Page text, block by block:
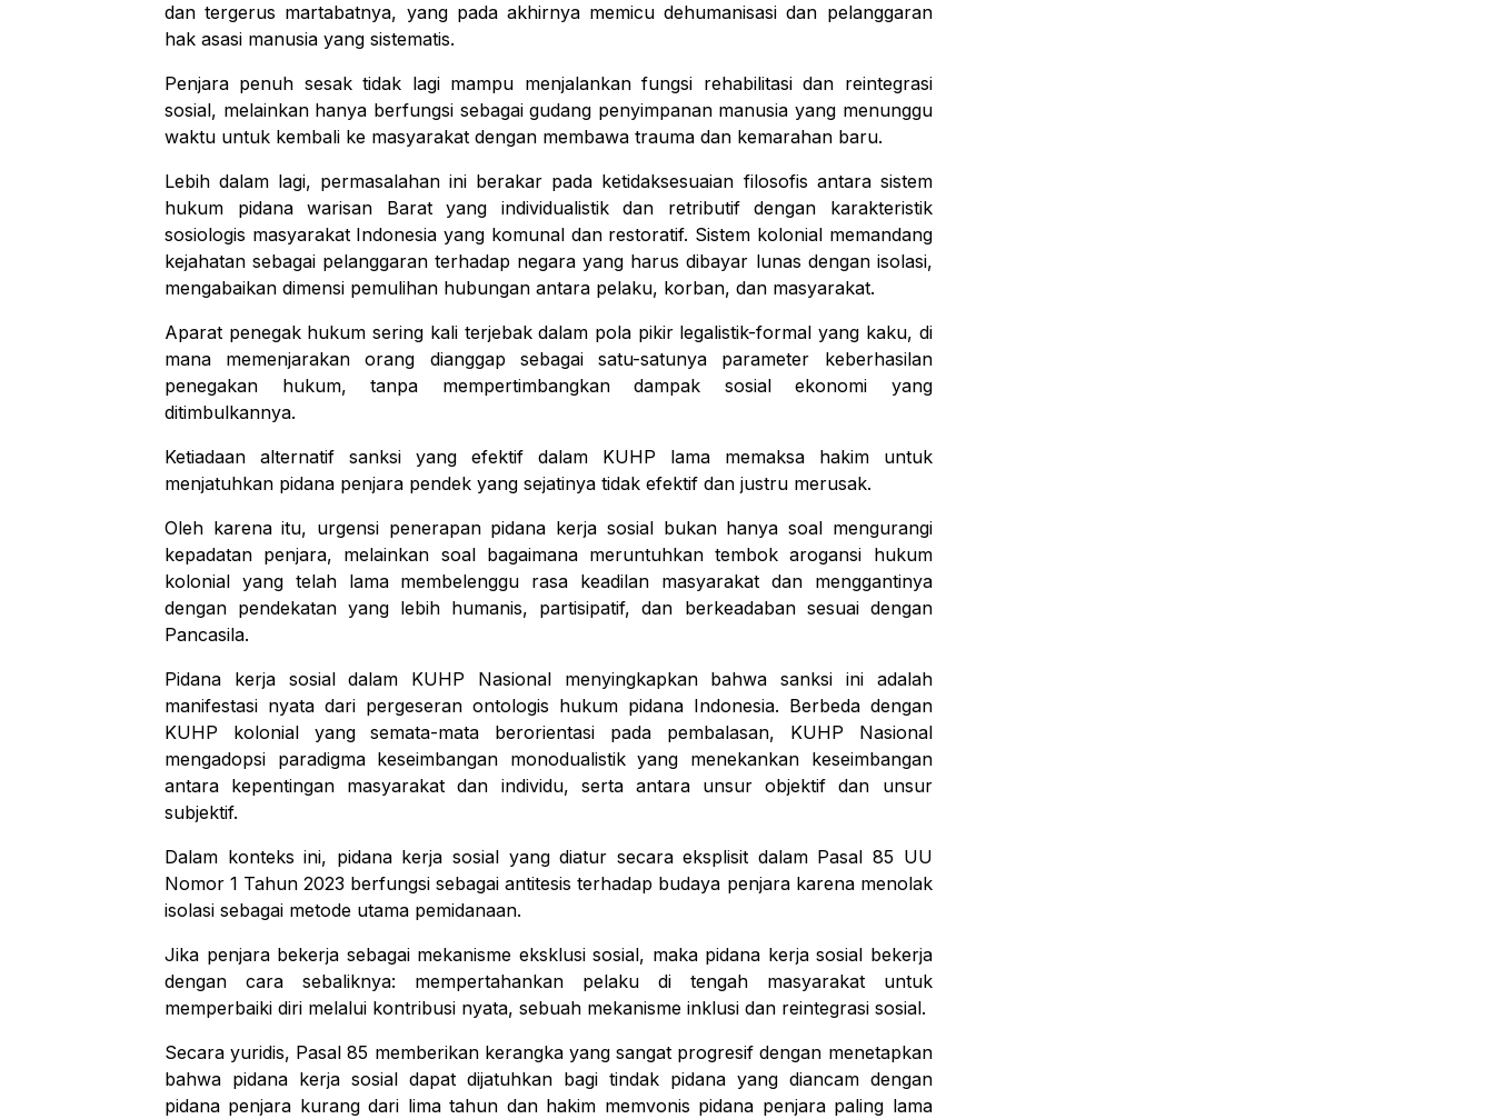
dan tergerus martabatnya, yang pada akhirnya memicu dehumanisasi dan pelanggaran
hak asasi manusia yang sistematis.
Penjara penuh sesak tidak lagi mampu menjalankan fungsi rehabilitasi dan reintegrasi
sosial, melainkan hanya berfungsi sebagai gudang penyimpanan manusia yang menunggu
waktu untuk kembali ke masyarakat dengan membawa trauma dan kemarahan baru.
Lebih dalam lagi, permasalahan ini berakar pada ketidaksesuaian filosofis antara sistem
hukum pidana warisan Barat yang individualistik dan retributif dengan karakteristik
sosiologis masyarakat Indonesia yang komunal dan restoratif. Sistem kolonial memandang
kejahatan sebagai pelanggaran terhadap negara yang harus dibayar lunas dengan isolasi,
mengabaikan dimensi pemulihan hubungan antara pelaku, korban, dan masyarakat.
Aparat penegak hukum sering kali terjebak dalam pola pikir legalistik-formal yang kaku, di
mana memenjarakan orang dianggap sebagai satu-satunya parameter keberhasilan
penegakan hukum, tanpa mempertimbangkan dampak sosial ekonomi yang
ditimbulkannya.
Ketiadaan alternatif sanksi yang efektif dalam KUHP lama memaksa hakim untuk
menjatuhkan pidana penjara pendek yang sejatinya tidak efektif dan justru merusak.
Oleh karena itu, urgensi penerapan pidana kerja sosial bukan hanya soal mengurangi
kepadatan penjara, melainkan soal bagaimana meruntuhkan tembok arogansi hukum
kolonial yang telah lama membelenggu rasa keadilan masyarakat dan menggantinya
dengan pendekatan yang lebih humanis, partisipatif, dan berkeadaban sesuai dengan
Pancasila.
Pidana kerja sosial dalam KUHP Nasional menyingkapkan bahwa sanksi ini adalah
manifestasi nyata dari pergeseran ontologis hukum pidana Indonesia. Berbeda dengan
KUHP kolonial yang semata-mata berorientasi pada pembalasan, KUHP Nasional
mengadopsi paradigma keseimbangan monodualistik yang menekankan keseimbangan
antara kepentingan masyarakat dan individu, serta antara unsur objektif dan unsur
subjektif.
Dalam konteks ini, pidana kerja sosial yang diatur secara eksplisit dalam Pasal 85 UU
Nomor 1 Tahun 2023 berfungsi sebagai antitesis terhadap budaya penjara karena menolak
isolasi sebagai metode utama pemidanaan.
Jika penjara bekerja sebagai mekanisme eksklusi sosial, maka pidana kerja sosial bekerja
dengan cara sebaliknya: mempertahankan pelaku di tengah masyarakat untuk
memperbaiki diri melalui kontribusi nyata, sebuah mekanisme inklusi dan reintegrasi sosial.
Secara yuridis, Pasal 85 memberikan kerangka yang sangat progresif dengan menetapkan
bahwa pidana kerja sosial dapat dijatuhkan bagi tindak pidana yang diancam dengan
pidana penjara kurang dari lima tahun dan hakim memvonis pidana penjara paling lama